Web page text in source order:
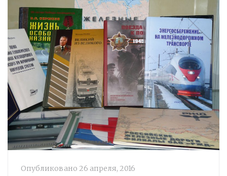
Опубликовано 26 апреля, 2016